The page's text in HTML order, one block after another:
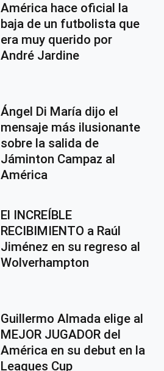
América hace oficial la
baja de un futbolista que
era muy querido por
André Jardine
Ángel Di María dijo el
mensaje más ilusionante
sobre la salida de
Jáminton Campaz al
América
El INCREÍBLE
RECIBIMIENTO a Raúl
Jiménez en su regreso al
Wolverhampton
Guillermo Almada elige al
MEJOR JUGADOR del
América en su debut en la
Leagues Cup